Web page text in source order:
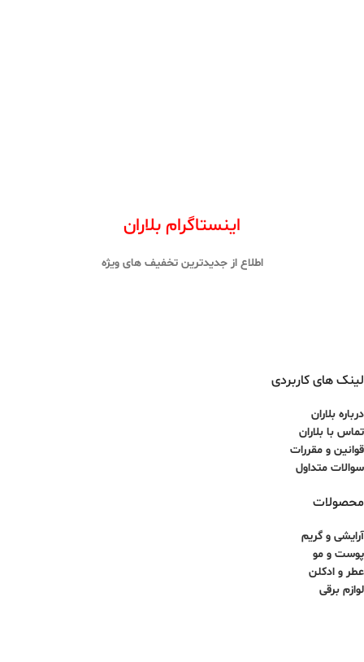
اینستاگرام بلاران
اطلاع از جدیدترین تخفیف های ویژه
لینک های کاربردی
درباره بلاران
تماس با بلاران
قوانین و مقررات
سوالات متداول
محصولات
آرایشی و گریم
پوست و مو
عطر و ادکلن
لوازم برقی